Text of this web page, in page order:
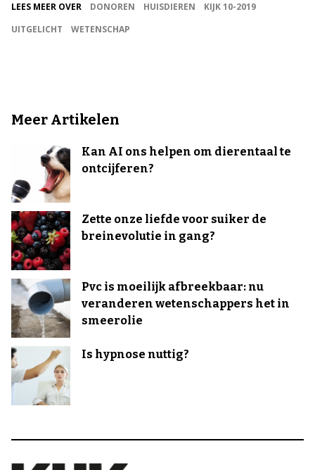
LEES MEER OVER DONOREN HUISDIEREN
KIJK 10-2019
UITGELICHT
WETENSCHAP
Meer Artikelen
Kan AI ons helpen om dierentaal te
ontcijferen?
Zette onze liefde voor suiker de
breinevolutie in gang?
Pvc is moeilijk afbreekbaar: nu
veranderen wetenschappers het in
smeerolie
Is hypnose nuttig?